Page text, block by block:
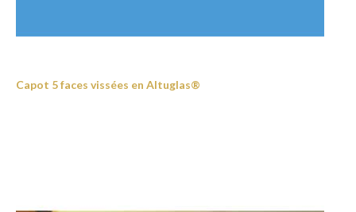
Capot 5 faces vissées en Altuglas®